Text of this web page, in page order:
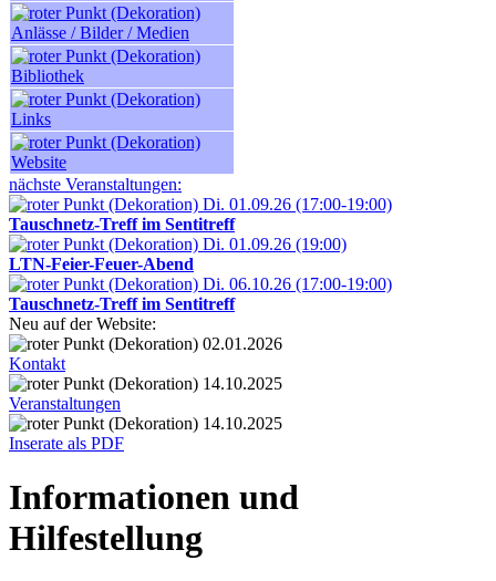
Anlässe / Bilder / Medien
Bibliothek
Links
Website
nächste Veranstaltungen:
Di. 01.09.26 (17:00-19:00)
Tauschnetz-Treff im Sentitreff
Di. 01.09.26 (19:00)
LTN-Feier-Feuer-Abend
Di. 06.10.26 (17:00-19:00)
Tauschnetz-Treff im Sentitreff
Neu auf der Website:
02.01.2026
Kontakt
14.10.2025
Veranstaltungen
14.10.2025
Inserate als PDF
Informationen und
Hilfestellung